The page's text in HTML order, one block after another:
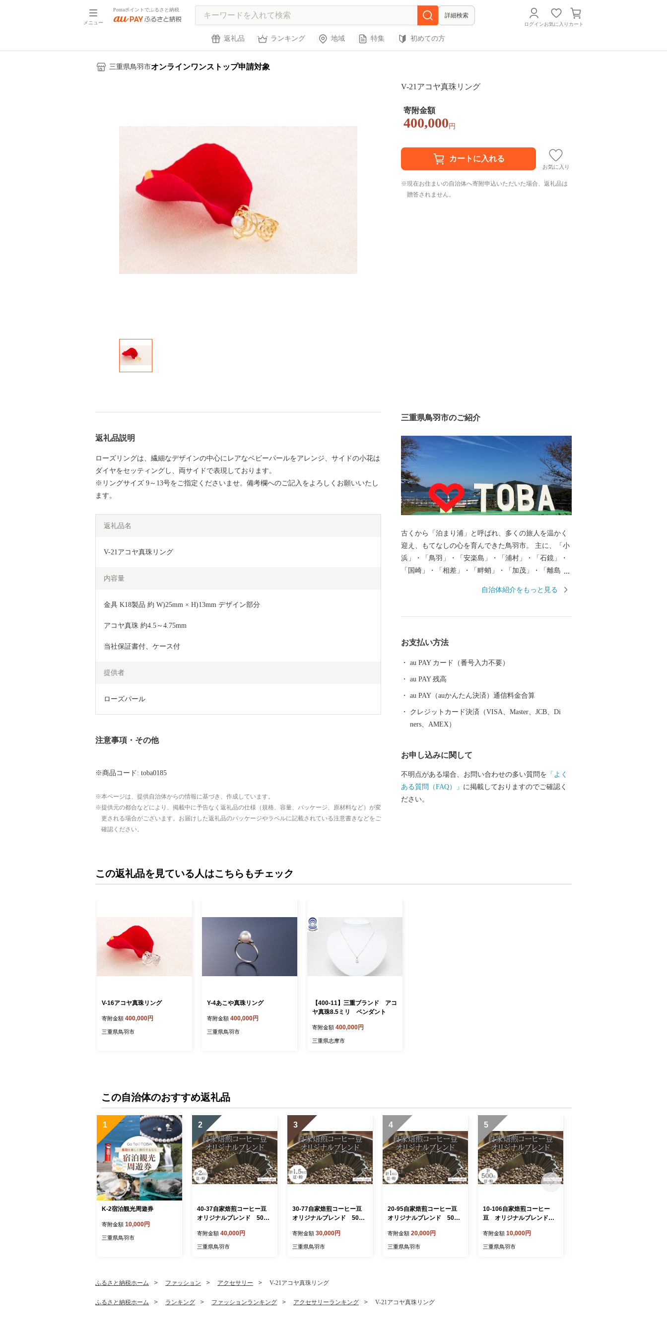
メニュー
Pontaポイントでふるさと納税
詳細検索
ログインお気に入り カート
返礼品 ランキング 地域 特集 初めての方
三重県鳥羽市オンラインワンストップ申請対象
V-21アコヤ真珠リング
寄附金額
400,000 円
お気に入り
現在お住まいの自治体へ寄附申込いただいた場合、返礼品は
贈答されません。
返礼品説明
ローズリングは、繊細なデザインの中心にレアなベビーパールをアレンジ、サイドの小花は
ダイヤをセッティングし、両サイドで表現しております。
※リングサイズ 9～13号をご指定くださいませ。備考欄へのご記入をよろしくお願いいたし
ます。
返礼品名
V-21アコヤ真珠リング
内容量
金具 K18製品 約 W)25mm × H)13mm デザイン部分
アコヤ真珠 約4.5～4.75mm
当社保証書付、ケース付
提供者
ローズパール
注意事項・その他
※商品コード: toba0185
本ページは、提供自治体からの情報に基づき、作成しています。
提供元の都合などにより、掲載中に予告なく返礼品の仕様（規格、容量、パッケージ、原材料など）が変
更される場合がございます。お届けした返礼品のパッケージやラベルに記載されている注意書きなどをご
確認ください。
三重県鳥羽市のご紹介
古くから「泊まり浦」と呼ばれ、多くの旅人を温かく
迎え、もてなしの心を育んできた鳥羽市。 主に、「小
浜」・「鳥羽」・「安楽島」・「浦村」・「石鏡」・
「国崎」・「相差」・「畔蛸」・「加茂」・「離島
れ、それぞれに特徴を持っており、美しい海、その恩
くの歴史・文化が遺されています。日本一の海女のま
ち、鳥羽城跡地をはじめ、真珠王「御木本幸吉」が世
羽市はその全域が伊勢志摩国立公園に位置し、豊かな
自然景観や温暖な気候に恵まれており、市内には、
数々のレジャー施設や宿泊施設が立ち並び、温泉、グ
自治体紹介をもっと見る
お支払い方法
au PAY カード（番号入力不要）
au PAY 残高
au PAY（auかんたん決済）通信料金合算
クレジットカード決済（VISA、Master、JCB、Di
ners、AMEX）
お申し込みに関して
不明点がある場合、お問い合わせの多い質問を 「よく
ある質問（FAQ）」 に掲載しておりますのでご確認く
ださい。
この返礼品を見ている人はこちらもチェック
V-16アコヤ真珠リング
寄附金額 400,000円
三重県鳥羽市
Y-4あこや真珠リング
寄附金額 400,000円
三重県鳥羽市
【400-11】三重ブランド アコ
ヤ真珠8.5ミリ ペンダント
寄附金額 400,000円
三重県志摩市
この自治体のおすすめ返礼品
1
K-2宿泊観光周遊券
寄附金額 10,000円
三重県鳥羽市
2
40-37自家焙煎コーヒー豆
オリジナルブレンド 500g
寄附金額 40,000円
三重県鳥羽市
3
30-77自家焙煎コーヒー豆
オリジナルブレンド 500g
寄附金額 30,000円
三重県鳥羽市
4
20-95自家焙煎コーヒー豆
オリジナルブレンド 500g
寄附金額 20,000円
三重県鳥羽市
5
10-106自家焙煎コーヒー
豆 オリジナルブレンド 5
寄附金額 10,000円
三重県鳥羽市
ふるさと納税ホーム ファッション アクセサリー V-21アコヤ真珠リング
ふるさと納税ホーム ランキング ファッションランキング アクセサリーランキング V-21アコヤ真珠リング